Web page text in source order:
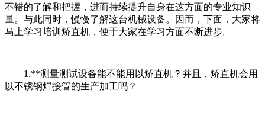
不错的了解和把握，进而持续提升自身在这方面的专业知识
量。与此同时，慢慢了解这台机械设备。因而，下面，大家将
马上学习培训矫直机，便于大家在学习方面不断进步。
1.**测量测试设备能不能用以矫直机？并且，矫直机会用
以不锈钢焊接管的生产加工吗？